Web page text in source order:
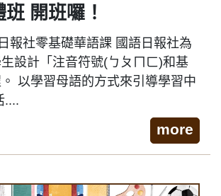
開班囉！
社零基礎華語課 國語日報社為
設計「注音符號(ㄅㄆㄇㄈ)和基
以學習母語的方式來引導學習中
....
more